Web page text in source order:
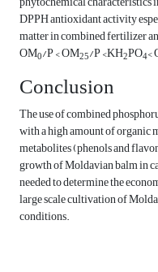
DPPH antioxidant activity
matter in combined fertilizer
OM0/P < OM25/P <KH2PO4<
Conclusion
The use of combined
with a high amount of organic
metabolites (phenols and
growth of Moldavian balm in
needed to determine the
large scale cultivation of
conditions.